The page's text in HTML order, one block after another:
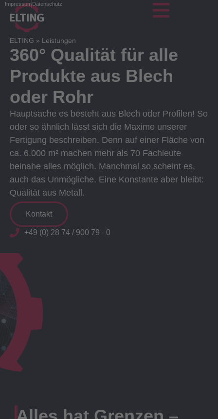
ImpressumDatenschutz
ELTING » Leistungen
360° Qualität für alle
Produkte aus Blech
oder Rohr
Hauptsache es besteht aus Blech oder Profilen! So
oder so ähnlich lässt sich die Maxime unserer
Fertigung beschreiben. Denn auf einer Fläche von
ca. 6.000 m² machen mehr als 70 Fachleute
beinahe alles möglich. Manchmal so scheint es,
auch das Unmögliche. Eine Konstante aber bleibt:
Qualität aus Metall.
Kontakt
+49 (0) 28 74 / 900 79 - 0